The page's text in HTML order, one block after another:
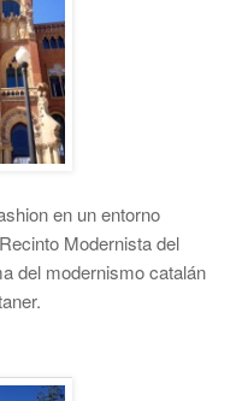
en un entorno
Modernista del
del modernismo catalán